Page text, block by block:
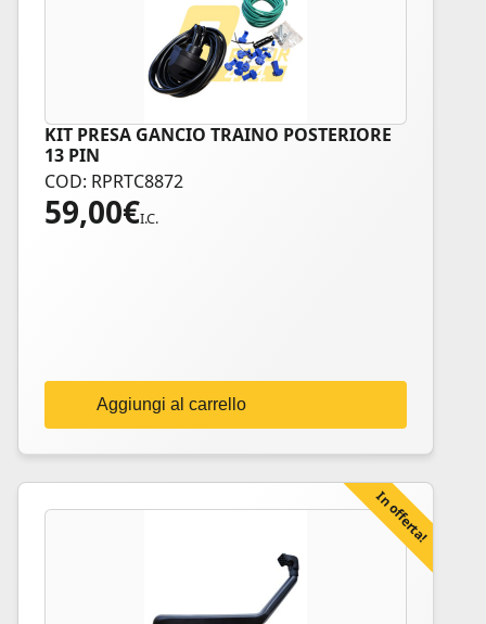
KIT PRESA GANCIO TRAINO POSTERIORE
13 PIN
COD: RPRTC8872
59,00€I.C.
Aggiungi al carrello
In offerta!